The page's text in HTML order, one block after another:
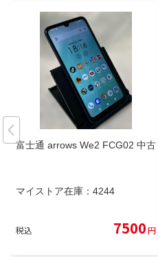
富士通 arrows We2 FCG02 中古
マイストア在庫： 4244
税込 7500円